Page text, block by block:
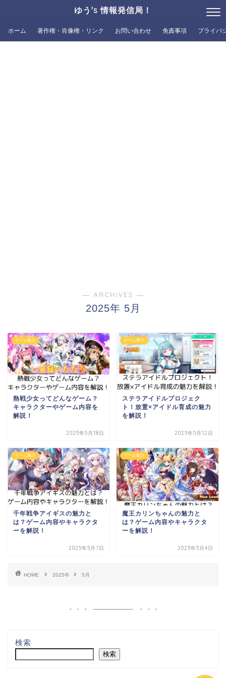
ゆう's 情報発信局！
ホーム 著作権・肖像権・リンク お問い合わせ 免責事項 プライバ
― ARCHIVES ―
2025年 5月
ゲーム魅力
熱戦少女ってどんなゲーム？
キャラクターやゲーム内容を
解説！
2025年5月18日
ゲーム魅力
ステラアイドルプロジェク
ト！放置×アイドル育成の魅力
を解説！
2025年5月12日
ゲーム魅力
千年戦争アイギスの魅力と
は？ゲーム内容やキャラクタ
ーを解説！
2025年5月7日
ゲーム魅力
魔王カリンちゃんの魅力と
は？ゲーム内容やキャラクタ
ーを解説！
2025年5月4日
HOME 2025年 5月
検索
検索
お問い合わせ